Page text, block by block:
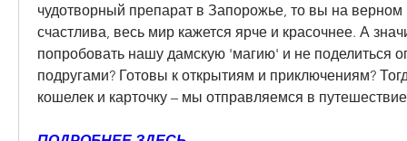
чудотворный препарат в Запорожье, то вы на верном
счастлива, весь мир кажется ярче и красочнее. А
попробовать нашу дамскую 'магию' и не поделиться
подругами? Готовы к открытиям и приключениям?
кошелек и карточку – мы отправляемся в